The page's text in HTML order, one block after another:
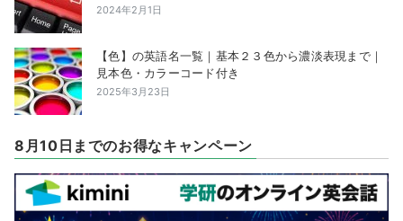
2024年2月1日
【色】の英語名一覧｜基本２３色から濃淡表現まで｜
見本色・カラーコード付き
2025年3月23日
8月10日までのお得なキャンペーン